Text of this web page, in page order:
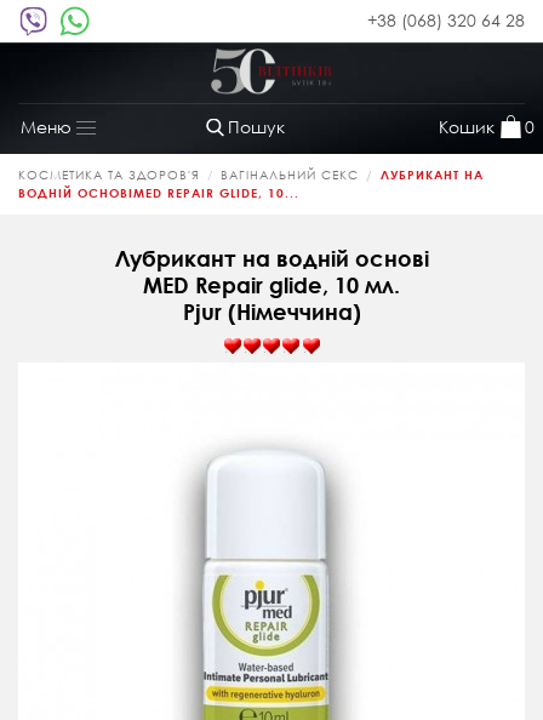
+38 (068) 320 64 28
Пошук Кошик 0
Меню
Toggle
navigation
КОСМЕТИКА ТА ЗДОРОВ'Я ВАГІНАЛЬНИЙ СЕКС
ЛУБРИКАНТ НА
ВОДНІЙ ОСНОВІMED REPAIR GLIDE, 10...
Лубрикант на водній основі
MED Repair glide, 10 мл.
Pjur (Німеччина)